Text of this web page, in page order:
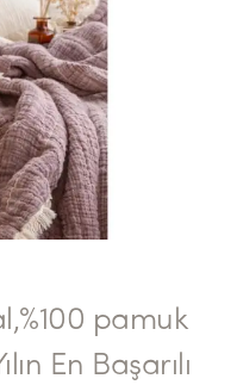
pamuk
En Başarılı